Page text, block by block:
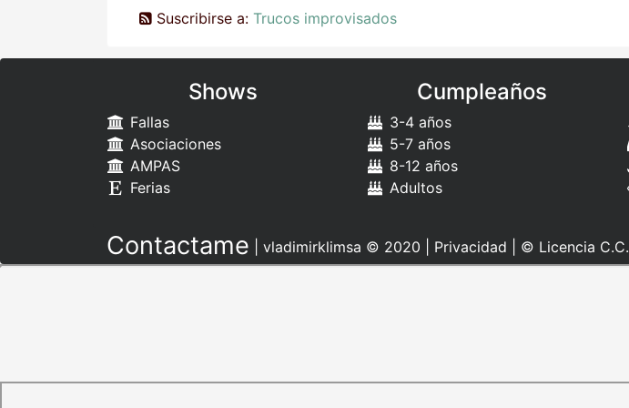
Suscribirse a: Trucos improvisados
Shows
Fallas
Asociaciones
AMPAS
Ferias
Cumpleaños
3-4 años
5-7 años
8-12 años
Adultos
Contactame vladimirklimsa © 2020 | Privacidad © Licencia C.C.